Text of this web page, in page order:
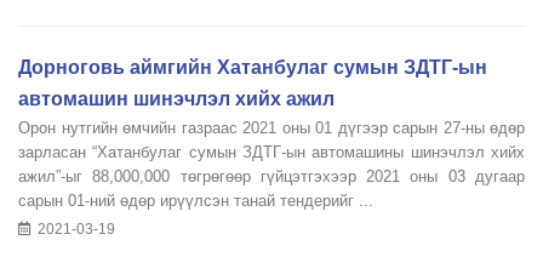
Дорноговь аймгийн Хатанбулаг сумын ЗДТГ-ын
автомашин шинэчлэл хийх ажил
Орон нутгийн өмчийн газраас 2021 оны 01 дүгээр сарын 27-ны өдөр
зарласан “Хатанбулаг сумын ЗДТГ-ын автомашины шинэчлэл хийх
ажил”-ыг 88,000,000 төгрөгөөр гүйцэтгэхээр 2021 оны 03 дугаар
сарын 01-ний өдөр ирүүлсэн танай тендерийг ...
2021-03-19